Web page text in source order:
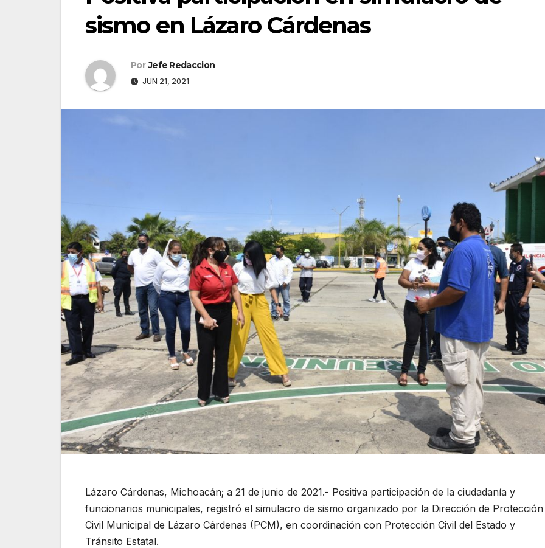
sismo en Lázaro Cárdenas
Por Jefe Redaccion
JUN 21, 2021
Lázaro Cárdenas, Michoacán; a 21 de junio de 2021.- Positiva participación de la ciudadanía y
funcionarios municipales, registró el simulacro de sismo organizado por la Dirección de Protección
Civil Municipal de Lázaro Cárdenas (PCM), en coordinación con Protección Civil del Estado y
Tránsito Estatal.